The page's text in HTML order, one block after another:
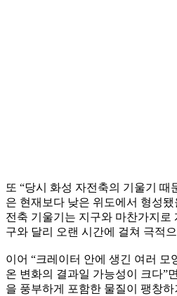
또 “당시 화성 자전축의 기울기 때
은 현재보다 낮은 위도에서 형성
전축 기울기는 지구와 마찬가지로
구와 달리 오랜 시간에 걸쳐 극적
이어 “크레이터 안에 생긴 여러 모
온 변화의 결과일 가능성이 크다”
을 풍부하게 포함한 물질이 팽창